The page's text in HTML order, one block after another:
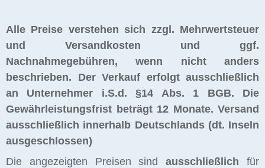
Alle Preise verstehen sich zzgl. Mehrwertsteuer
und Versandkosten und ggf.
Nachnahmegebühren, wenn nicht anders
beschrieben. Der Verkauf erfolgt ausschließlich
an Unternehmer i.S.d. §14 Abs. 1 BGB. Die
Gewährleistungsfrist beträgt 12 Monate. Versand
ausschließlich innerhalb Deutschlands (dt. Inseln
ausgeschlossen)
Die angezeigten Preisen sindausschließlich für